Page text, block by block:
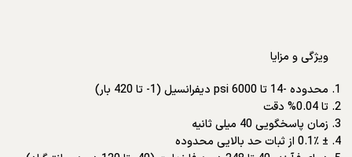
ویژگی و مزایا
محدوده -14 تا 6000 psi دیفرانسیل (1- تا 420 بار)
تا 0.04% دقت
زمان پاسخگویی 40 میلی ثانیه
± 0.1٪ از ثبات حد بالایی محدوده